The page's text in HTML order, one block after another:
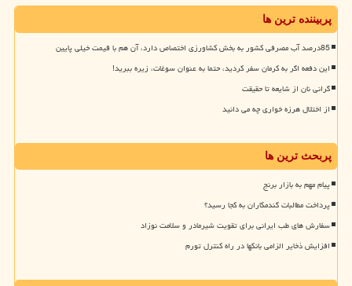
پربیننده ترین ها
85درصد آب مصرفی کشور به بخش کشاورزی اختصاص دارد، آن هم با قیمت خیلی پایین
این دفعه اگر به کرمان سفر کردید، حتما به عنوان سوغات، زیره ببرید!
گرانی نان از شایعه تا حقیقت
از اختلال هرزه خواری چه می دانید
پربحث ترین ها
پیام مهم به بازار برنج
پرداخت مطالبات گندمکاران به کجا رسید؟
سفارش های طب ایرانی برای تقویت شیرمادر و سلامت نوزاد
افزایش ذخایر الزامی بانکها در راه کنترل تورم